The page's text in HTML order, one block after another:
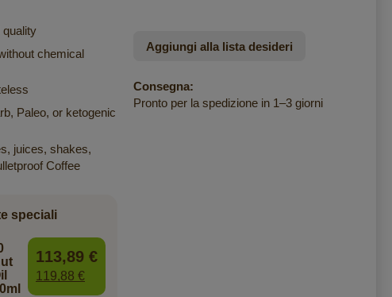
chemical
Paleo, or ketogenic
juices, shakes,
Coffee
speciali
113,89 €
119,88 €
Aggiungi alla lista desideri
Consegna:
Pronto per la spedizione in 1–3 giorni